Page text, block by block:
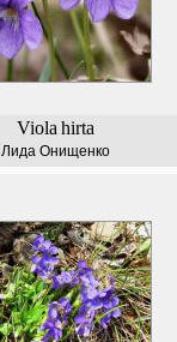
Viola hirta
Лида Онищенко